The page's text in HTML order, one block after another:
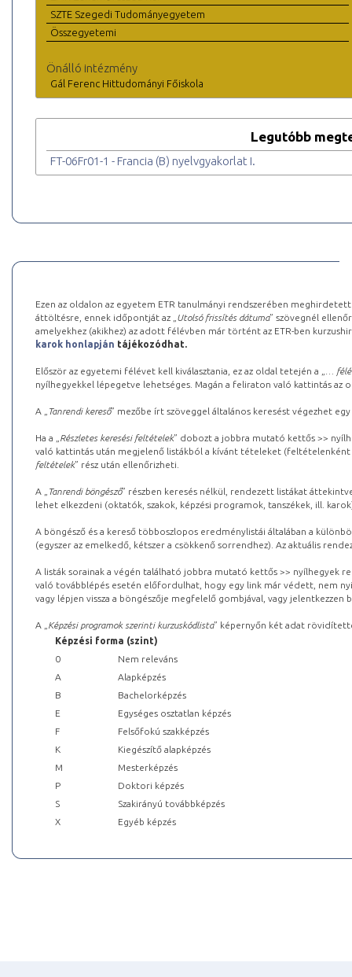
SZTE Szegedi Tudományegyetem
Összegyetemi
Önálló intézmény
Gál Ferenc Hittudományi Főiskola
Legutóbb
FT-06Fr01-1 - Francia (B) nyelvgyakorlat I.
Ezen az oldalon az egyetem ETR tanulmányi rendszerében
áttöltésre, ennek időpontját az „ Utolsó frissítés dátuma” szövegnél
amelyekhez (akikhez) az adott félévben már történt az ETR-ben
karok honlapján tájékozódhat.
Először az egyetemi félévet kell kiválasztania, ez az oldal tetején a „
…
nyílhegyekkel lépegetve lehetséges. Magán a feliraton való kattintás az
A „ Tanrendi kereső” mezőbe írt szöveggel általános keresést végezhet
Ha a „ Részletes keresési feltételek” dobozt a jobbra mutató kettős >>
való kattintás után megjelenő listákból a kívánt tételeket (feltételenként
feltételek” rész után ellenőrizheti.
A „ Tanrendi böngésző” részben keresés nélkül, rendezett listákat
lehet elkezdeni (oktatók, szakok, képzési programok, tanszékek, ill.
A böngésző és a kereső többoszlopos eredménylistái általában a
(egyszer az emelkedő, kétszer a csökkenő sorrendhez). Az aktuális
A listák sorainak a végén található jobbra mutató kettős >> nyílhegyek
való továbblépés esetén előfordulhat, hogy egy link már védett, nem
vagy lépjen vissza a böngészője megfelelő gombjával, vagy
A „ Képzési programok szerinti kurzuskódlista” képernyőn két adat
Képzési forma (szint)
0
Nem releváns
A
Alapképzés
B
Bachelorképzés
E
Egységes osztatlan képzés
F
Felsőfokú szakképzés
K
Kiegészítő alapképzés
M
Mesterképzés
P
Doktori képzés
S
Szakirányú továbbképzés
X
Egyéb képzés